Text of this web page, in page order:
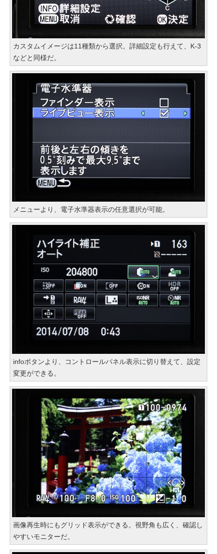
カスタムイメージは11種類から選択。詳細設定も行えて、K-3
などと同様だ。
メニューより、電子水準器表示の任意選択が可能。
infoボタンより、コントロールパネル表示に切り替えて、設定
変更ができる。
画像再生時にもグリッド表示ができる。視野角も広く、確認し
やすいモニターだ。